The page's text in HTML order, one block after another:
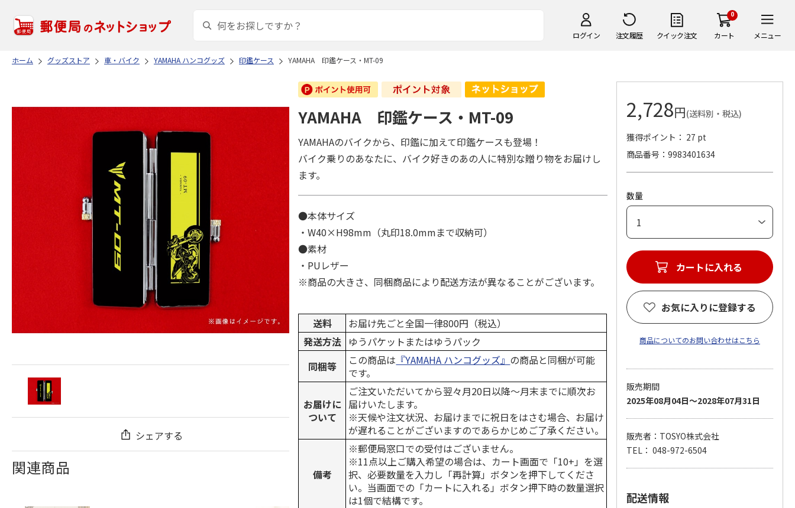
ログイン 注文履歴 クイック注文
0
カート メニュー
ホーム グッズストア 車・バイク YAMAHA ハンコグッズ 印鑑ケース YAMAHA 印鑑ケース・MT-09
シェアする
関連商品
YAMAHA 印鑑ケース・MT-09
YAMAHAのバイクから、印鑑に加えて印鑑ケースも登場！
バイク乗りのあなたに、バイク好きのあの人に特別な贈り物をお届けし
ます。
●本体サイズ
・W40×H98mm（丸印18.0mmまで収納可）
●素材
・PUレザー
※商品の大きさ、同梱商品により配送方法が異なることがございます。
送料
お届け先ごと全国一律800円（税込）
発送方法 ゆうパケットまたはゆうパック
同梱等
この商品は 『YAMAHA ハンコグッズ』 の商品と同梱が可能
です。
お届けに
ついて
ご注文いただいてから翌々月20日以降～月末までに順次お
届けいたします。
※天候や注文状況、お届けまでに祝日をはさむ場合、お届け
が遅れることがございますのであらかじめご了承ください。
備考
※郵便局窓口での受付はございません。
※11点以上ご購入希望の場合は、カート画面で「10+」を選
択、必要数量を入力し「再計算」ボタンを押下してくださ
い。当画面での「カートに入れる」ボタン押下時の数量選択
は1個で結構です。
2,728円(送料別・税込)
獲得ポイント： 27 pt
商品番号
9983401634
数量
お気に入りに登録する
商品についてのお問い合わせはこちら
販売期間
2025年08月04日～2028年07月31日
販売者：TOSYO株式会社
TEL： 048-972-6504
配送情報